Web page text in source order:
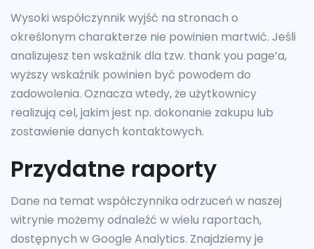
Wysoki współczynnik wyjść na stronach o
określonym charakterze nie powinien martwić. Jeśli
analizujesz ten wskaźnik dla tzw. thank you page’a,
wyższy wskaźnik powinien być powodem do
zadowolenia. Oznacza wtedy, że użytkownicy
realizują cel, jakim jest np. dokonanie zakupu lub
zostawienie danych kontaktowych.
Przydatne raporty
Dane na temat współczynnika odrzuceń w naszej
witrynie możemy odnaleźć w wielu raportach,
dostępnych w Google Analytics. Znajdziemy je